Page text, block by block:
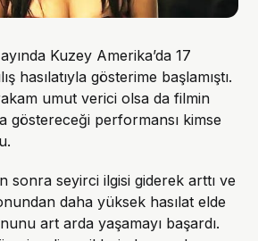
Kuzey Amerika’da 17
hasılatıyla gösterime başlamıştı.
umut verici olsa da filmin
göstereceği performansı kimse
sonra seyirci ilgisi giderek arttı ve
daha yüksek hasılat elde
art arda yaşamayı başardı.